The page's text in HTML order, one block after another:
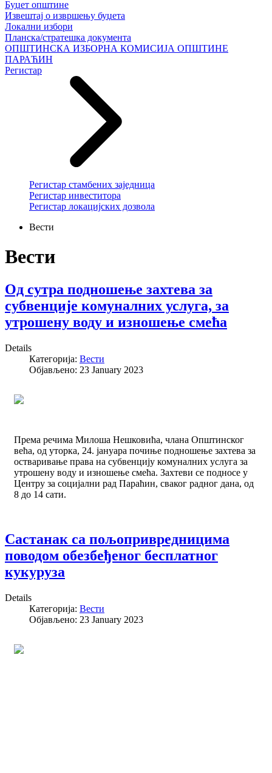
Буџет општине
Извештај о извршењу буџета
Локални избори
Планска/стратешка документа
ОПШТИНСКА ИЗБОРНА КОМИСИЈА ОПШТИНЕ
ПАРАЋИН
Регистар
Регистар стамбених заједница
Регистар инвеститора
Регистар локацијских дозвола
Вести
Вести
Од сутра подношење захтева за
субвенције комуналних услуга, за
утрошену воду и изношење смећа
Details
Категорија: Вести
Објављено: 23 January 2023
Према речима Милоша Нешковића, члана Општинског
већа, од уторка, 24. јануара почиње подношење захтева за
остваривање права на субвенцију комуналних услуга за
утрошену воду и изношење смећа. Захтеви се подносе у
Центру за социјални рад Параћин, сваког радног дана, од
8 до 14 сати.
Састанак са пољопривредницима
поводом обезбеђеног бесплатног
кукуруза
Details
Категорија: Вести
Објављено: 23 January 2023